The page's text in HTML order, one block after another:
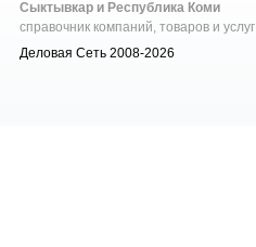
Сыктывкар и Республика Коми
справочник компаний, товаров и услуг
Деловая Сеть 2008-2026